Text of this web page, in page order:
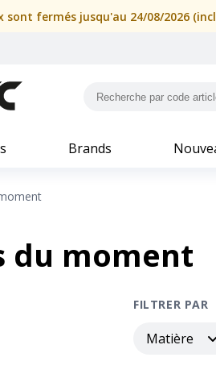
sont fermés jusqu'au 24/08/2026
Brands
du moment
FILTRER PAR
Matière